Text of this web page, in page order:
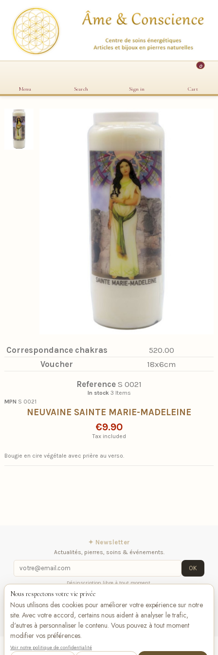
Menu Search Sign in
0
Cart
Correspondance chakras
520.00
Voucher
18x6cm
Reference S 0021
In stock 3 Items
MPN S 0021
NEUVAINE SAINTE MARIE-MADELEINE
€9.90
Tax included
Bougie en cire végétale avec prière au verso.
✦ Newsletter
Actualités, pierres, soins & événements.
OK
Désinscription libre à tout moment.
iqitlinksmanager module
nous
Nous respectons votre vie privée
Nous utilisons des cookies pour améliorer votre expérience sur notre
site. Avec votre accord, certains nous aident à analyser le trafic,
d'autres à personnaliser le contenu. Vous pouvez à tout moment
modifier vos préférences.
Voir notre politique de confidentialité